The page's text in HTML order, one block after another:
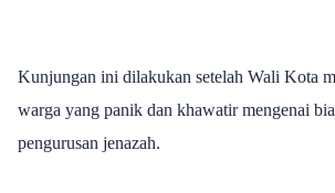
Kunjungan ini dilakukan setelah Wali Kota
warga yang panik dan khawatir mengenai
pengurusan jenazah.